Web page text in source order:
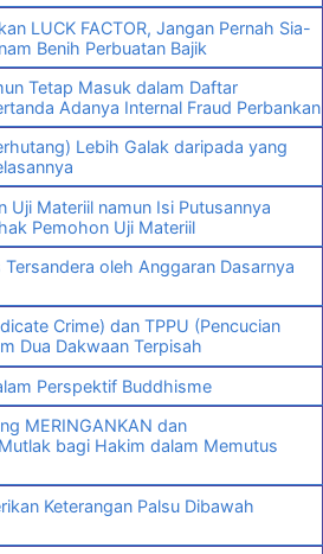
LUCK FACTOR, Jangan Pernah Sia-
Benih Perbuatan Bajik
Tetap Masuk dalam Daftar
Adanya Internal Fraud Perbankan
Lebih Galak daripada yang
Uji Materiil namun Isi Putusannya
Pemohon Uji Materiil
oleh Anggaran Dasarnya
Crime) dan TPPU (Pencucian
Dua Dakwaan Terpisah
Perspektif Buddhisme
MERINGANKAN dan
bagi Hakim dalam Memutus
Keterangan Palsu Dibawah